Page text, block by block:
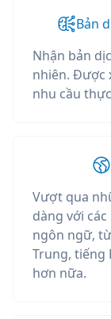
Bản
Nhận bản
nhiên. Được
nhu cầu
Vượt qua
dàng với
ngôn ngữ,
Trung, tiếng
hơn nữa.